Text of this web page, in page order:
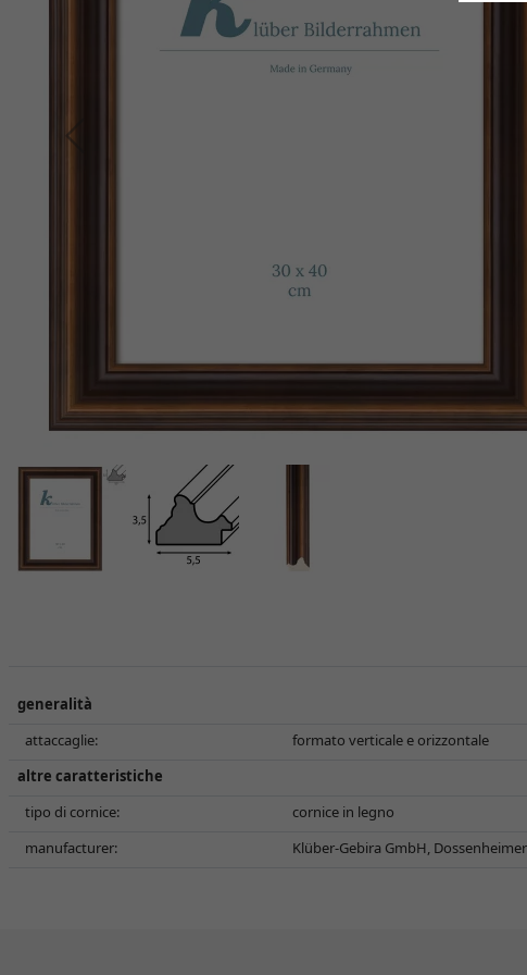
Indietro
generalità
attaccaglie:
formato verticale e orizzontale
altre caratteristiche
tipo di cornice:
cornice in legno
manufacturer:
Klüber-Gebira GmbH,